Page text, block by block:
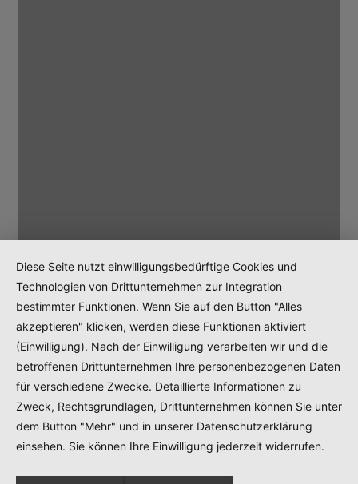
Diese Seite nutzt einwilligungsbedürftige Cookies und
Technologien von Drittunternehmen zur Integration
bestimmter Funktionen. Wenn Sie auf den Button "Alles
akzeptieren" klicken, werden diese Funktionen aktiviert
(Einwilligung). Nach der Einwilligung verarbeiten wir und die
betroffenen Drittunternehmen Ihre personenbezogenen Daten
für verschiedene Zwecke. Detaillierte Informationen zu
Zweck, Rechtsgrundlagen, Drittunternehmen können Sie unter
dem Button "Mehr" und in unserer Datenschutzerklärung
einsehen. Sie können Ihre Einwilligung jederzeit widerrufen.